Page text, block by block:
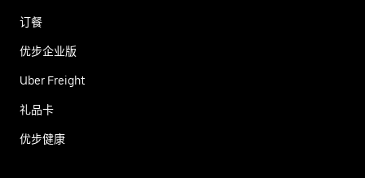
订餐
优步企业版
Uber Freight
礼品卡
优步健康